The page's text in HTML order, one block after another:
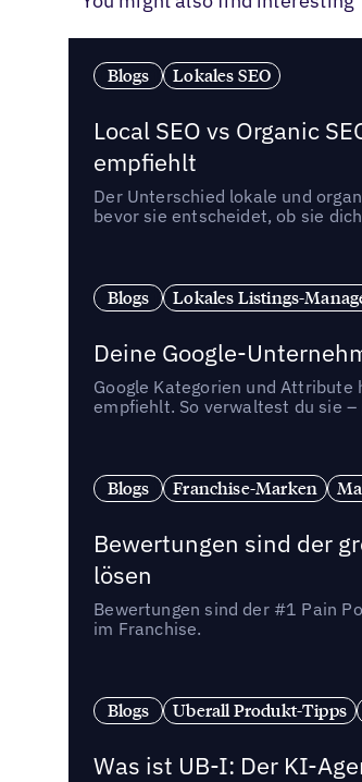
Blogs Lokales SEO
Local SEO vs Organic
empfiehlt
Der Unterschied lokale und
bevor sie entscheidet, ob sie
Blogs Lokales Listings-
Deine Google-
Google Kategorien und
empfiehlt. So verwaltest du sie
Blogs Franchise-Marken
Bewertungen sind der
lösen
Bewertungen sind der #1 Pain
im Franchise.
Blogs Uberall Produkt-Tipps
Was ist UB-I: Der KI-